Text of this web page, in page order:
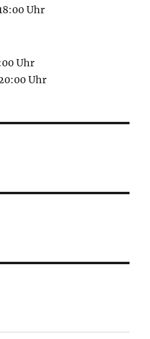
Uhr
Uhr
Uhr